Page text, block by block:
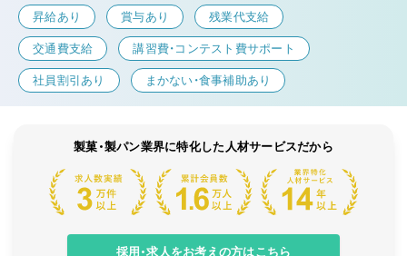
昇給あり 賞与あり 残業代支給
交通費支給 講習費・コンテスト費サポート
社員割引あり まかない・食事補助あり
製菓・製パン業界に特化した人材サービスだから
採用・求人をお考えの方はこちら